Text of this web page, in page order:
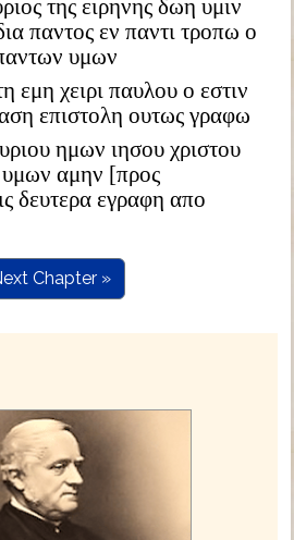
της ειρηνης δωη υμιν
παντος εν παντι τροπω ο
υμων
εμη χειρι παυλου ο εστιν
επιστολη ουτως γραφω
ημων ιησου χριστου
αμην [προς
δευτερα εγραφη απο
Chapter »